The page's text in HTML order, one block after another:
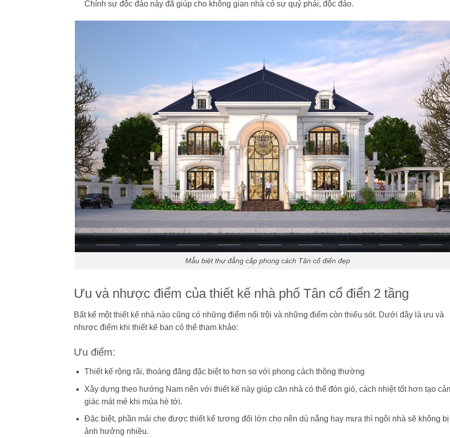
Chính sự độc đáo này đã giúp cho không gian nhà có sự quý phái, độc đáo.
Mẫu biệt thự đẳng cắp phong cách Tân cổ điển đẹp
Ưu và nhược điểm của thiết kế nhà phố Tân cổ điển 2 tầng
Bất kể một thiết kế nhà nào cũng có những điểm nổi trội và những điểm còn thiếu sót. Dưới đây là ưu và
nhược điểm khi thiết kế bạn có thể tham khảo:
Ưu điểm:
Thiết kế rộng rãi, thoáng đãng đặc biệt to hơn so với phong cách thông thường
Xây dựng theo hướng Nam nên với thiết kế này giúp căn nhà có thể đón gió, cách nhiệt tốt hơn tạo
giác mát mẻ khi mùa hè tới.
Đặc biệt, phần mái che được thiết kế tương đối lớn cho nên dù nắng hay mưa thì ngôi nhà sẽ không bị
ảnh hưởng nhiều.